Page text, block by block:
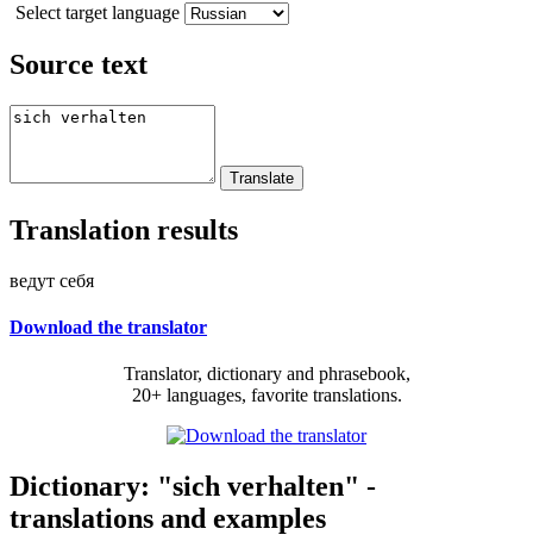
Select target language
Source text
Translation results
ведут себя
Download the translator
Translator, dictionary and phrasebook,
20+ languages, favorite translations.
Dictionary: "sich verhalten" -
translations and examples